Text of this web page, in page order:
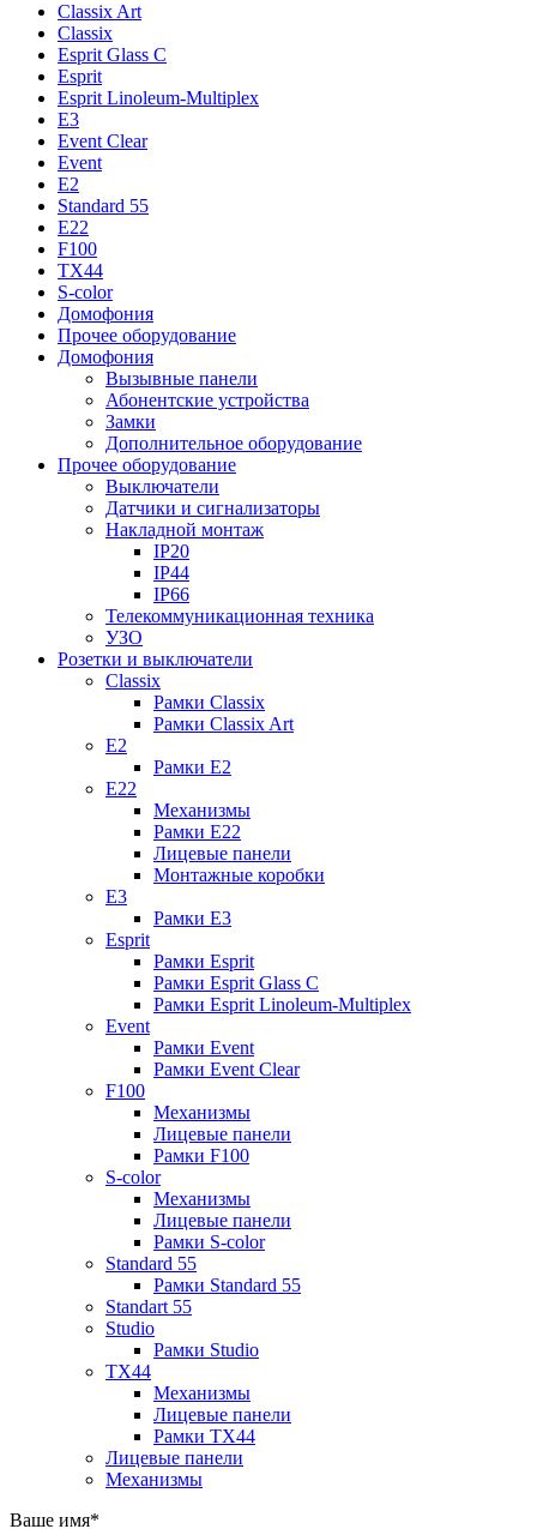
Classix Art
Classix
Esprit Glass C
Esprit
Esprit Linoleum-Multiplex
E3
Event Clear
Event
E2
Standard 55
E22
F100
TX44
S-color
Домофония
Прочее оборудование
Домофония
Вызывные панели
Абонентские устройства
Замки
Дополнительное оборудование
Прочее оборудование
Выключатели
Датчики и сигнализаторы
Накладной монтаж
IP20
IP44
IP66
Телекоммуникационная техника
УЗО
Розетки и выключатели
Classix
Рамки Classix
Рамки Classix Art
E2
Рамки E2
E22
Механизмы
Рамки E22
Лицевые панели
Монтажные коробки
E3
Рамки E3
Esprit
Рамки Esprit
Рамки Esprit Glass C
Рамки Esprit Linoleum-Multiplex
Event
Рамки Event
Рамки Event Clear
F100
Механизмы
Лицевые панели
Рамки F100
S-color
Механизмы
Лицевые панели
Рамки S-color
Standard 55
Рамки Standard 55
Standart 55
Studio
Рамки Studio
TX44
Механизмы
Лицевые панели
Рамки TX44
Лицевые панели
Механизмы
Ваше имя*